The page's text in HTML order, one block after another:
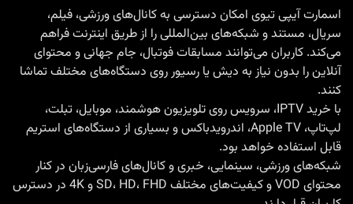
Smart
IPTV
|
پخش
زنده
از
Sports
اسمارت آیپی تیوی امکان دسترسی به کانال‌های ورزشی، فیلم،
سریال، مستند و شبکه‌های بین‌المللی را از طریق اینترنت فراهم
می‌کند. کاربران می‌توانند مسابقات فوتبال، جام جهانی و محتوای
آنلاین را بدون نیاز به دیش یا رسیور روی دستگاه‌های مختلف تماشا
کنند.
با خرید IPTV
، سرویس روی تلویزیون هوشمند، موبایل، تبلت،
لپ‌تاپ، Apple TV، اندرویدباکس و بسیاری از دستگاه‌های استریم
قابل استفاده خواهد بود.
شبکه‌های ورزشی، سینمایی، خبری و کانال‌های فارسی‌زبان در کنار
محتوای VOD و کیفیت‌های مختلف SD، HD، FHD و 4K در دسترس